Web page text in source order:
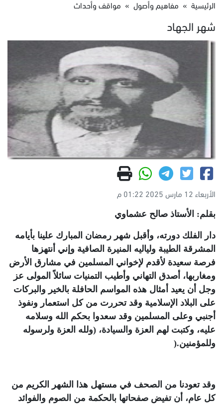
الرئيسية » مفاهيم وأصول » مواقف وأحداث
شهر الجهاد
الأربعاء 12 مارس 2025 01:22 م
بقلم: الأستاذ صالح عشماوي
دار الفلك دورته، وأقبل شهر رمضان المبارك علينا بأيامه
المشرقة الطيبة ولياليه المنيرة الصافية وإني أنتهزها
فرصة سعيدة لأقدم لإخواني المسلمين في مشارق الأرض
ومغاربها، أصدق التهاني وأطيب التمنيات سائلاً المولى عز
وجل أن يعيد أمثال هذه المواسم الحافلة بالخير والبركات
على البلاد الإسلامية وقد تحررت من كل استعمار ونفوذ
أجنبي وعلى المسلمين وقد سعدوا بحكم الله وسلامه
عليه، وكتبت لهم العزة والسيادة، (ولله العزة ولرسوله
وللمؤمنين).
وقد تعودنا من الصحف في مستهل هذا الشهر الكريم من
كل عام، أن تفيض صفحاتها بالحكمة من الصوم والفوائد